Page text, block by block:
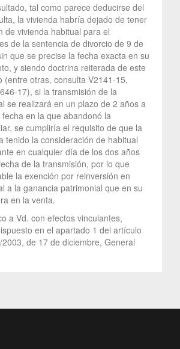
tal como parece deducirse del
la vivienda habría dejado de tener
de vivienda habitual para el
de la sentencia de divorcio de 9 de
que se precise la fecha exacta en su
y siendo doctrina reiterada de este
(entre otras, consulta V2141-15,
17), si la transmisión de la
se realizará en un plazo de 2 años a
en la que abandonó la
se cumpliría el requisito de que la
tenido la consideración de habitual
en cualquier día de los dos años
de la transmisión, por lo que
la exención por reinversión en
a la ganancia patrimonial que en su
en la venta.
a Vd. con efectos vinculantes,
en el apartado 1 del artículo
de 17 de diciembre, General